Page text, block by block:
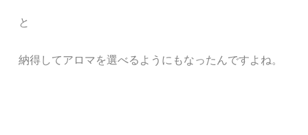
と
納得してアロマを選べるようにもなったんですよね。